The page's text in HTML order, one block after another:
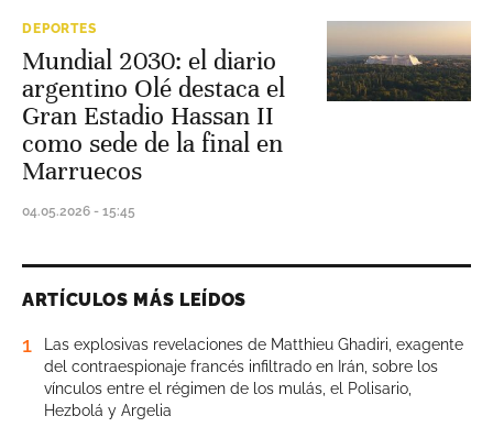
DEPORTES
Mundial 2030: el diario
argentino Olé destaca el
Gran Estadio Hassan II
como sede de la final en
Marruecos
04.05.2026 - 15:45
ARTÍCULOS MÁS LEÍDOS
1
Las explosivas revelaciones de Matthieu Ghadiri, exagente
del contraespionaje francés infiltrado en Irán, sobre los
vínculos entre el régimen de los mulás, el Polisario,
Hezbolá y Argelia